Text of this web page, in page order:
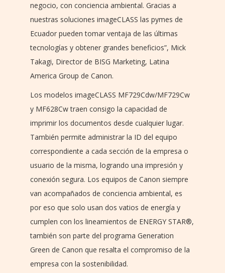
negocio, con conciencia ambiental. Gracias a
nuestras soluciones imageCLASS las pymes de
Ecuador pueden tomar ventaja de las últimas
tecnologías y obtener grandes beneficios”, Mick
Takagi, Director de BISG Marketing, Latina
America Group de Canon.
Los modelos imageCLASS MF729Cdw/MF729Cw
y MF628Cw traen consigo la capacidad de
imprimir los documentos desde cualquier lugar.
También permite administrar la ID del equipo
correspondiente a cada sección de la empresa o
usuario de la misma, logrando una impresión y
conexión segura. Los equipos de Canon siempre
van acompañados de conciencia ambiental, es
por eso que solo usan dos vatios de energía y
cumplen con los lineamientos de ENERGY STAR®,
también son parte del programa Generation
Green de Canon que resalta el compromiso de la
empresa con la sostenibilidad.